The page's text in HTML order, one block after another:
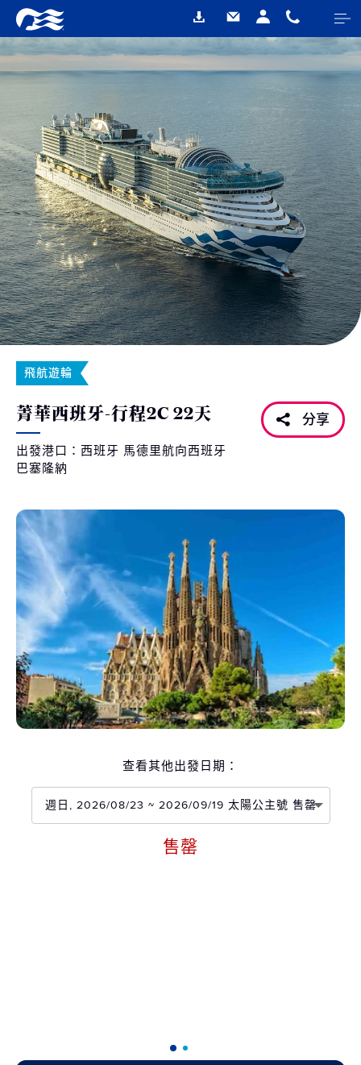
飛航遊輪
菁華西班牙-行程2C 22天
出發港口：西班牙 馬德里航向西班牙
巴塞隆納
分享
查看其他出發日期：
週日, 2026/08/23 ~ 2026/09/19 太陽公主號 售罄
售罄